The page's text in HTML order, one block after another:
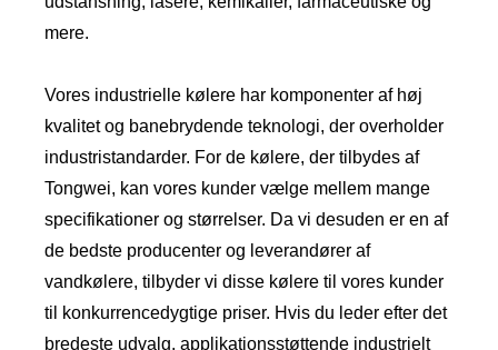
mere.
Vores industrielle kølere har komponenter af høj
kvalitet og banebrydende teknologi, der overholder
industristandarder. For de kølere, der tilbydes af
Tongwei, kan vores kunder vælge mellem mange
specifikationer og størrelser. Da vi desuden er en af ​​
de bedste producenter og leverandører af
vandkølere, tilbyder vi disse kølere til vores kunder
til konkurrencedygtige priser. Hvis du leder efter det
bredeste udvalg, applikationsstøttende industrielt